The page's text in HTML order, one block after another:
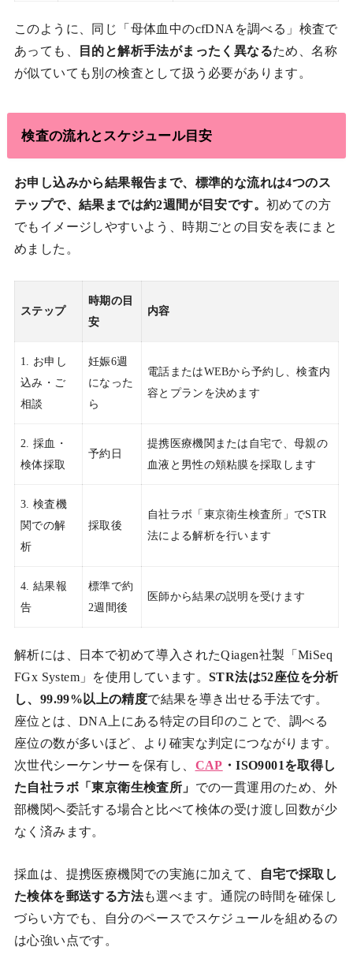
このように、同じ「母体血中のcfDNAを調べる」検査で
あっても、
目的と解析手法がまったく異なるため、名称
が似ていても別の検査として扱う必要があります。
検査の流れとスケジュール目安
お申し込みから結果報告まで、標準的な流れは4つのス
テップで、結果までは約2週間が目安です。 初めての方
でもイメージしやすいよう、時期ごとの目安を表にまと
めました。
ステップ
時期の目
安
内容
1. お申し
込み・ご
相談
妊娠6週
になった
ら
電話またはWEBから予約し、検査内
容とプランを決めます
2. 採血・
検体採取
予約日
提携医療機関または自宅で、母親の
血液と男性の頬粘膜を採取します
3. 検査機
関での解
析
採取後
自社ラボ「東京衛生検査所」でSTR
法による解析を行います
4. 結果報
告
標準で約
2週間後
医師から結果の説明を受けます
解析には、日本で初めて導入されたQiagen社製「MiSeq
FGx System」を使用しています。 STR法は52座位を分析
し、99.99%以上の精度で結果を導き出せる手法です。
座位とは、DNA上にある特定の目印のことで、調べる
座位の数が多いほど、より確実な判定につながります。
次世代シーケンサーを保有し、 CAP ・ISO9001を取得し
た自社ラボ「東京衛生検査所」 での一貫運用のため、外
部機関へ委託する場合と比べて検体の受け渡し回数が少
なく済みます。
採血は、提携医療機関での実施に加えて、
自宅で採取し
た検体を郵送する方法も選べます。通院の時間を確保し
づらい方でも、自分のペースでスケジュールを組めるの
は心強い点です。